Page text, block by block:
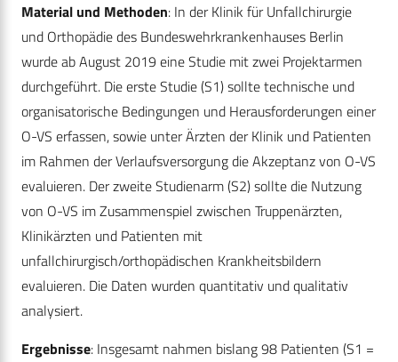
Material und Methoden: In der Klinik für Unfallchirurgie
und Orthopädie des Bundeswehrkrankenhauses Berlin
wurde ab August 2019 eine Studie mit zwei Projektarmen
durchgeführt. Die erste Studie (S1) sollte technische und
organisatorische Bedingungen und Herausforderungen einer
O-VS erfassen, sowie unter Ärzten der Klinik und Patienten
im Rahmen der Verlaufsversorgung die Akzeptanz von O-VS
evaluieren. Der zweite Studienarm (S2) sollte die Nutzung
von O-VS im Zusammenspiel zwischen Truppenärzten,
Klinikärzten und Patienten mit
unfallchirurgisch/orthopädischen Krankheitsbildern
evaluieren. Die Daten wurden quantitativ und qualitativ
analysiert.
Ergebnisse: Insgesamt nahmen bislang 98 Patienten (S1 =